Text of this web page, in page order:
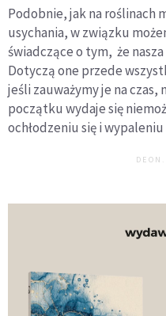
Podobnie, jak na roślinach
usychania, w związku
świadczące o tym, że
Dotyczą one przede
jeśli zauważymy je na
początku wydaje się
ochłodzeniu się i wypaleniu